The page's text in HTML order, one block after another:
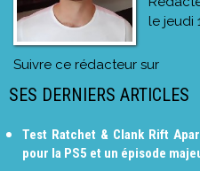
le jeudi
Suivre ce rédacteur sur
SES DERNIERS ARTICLES
Test Ratchet & Clank Rift
pour la PS5 et un épisode